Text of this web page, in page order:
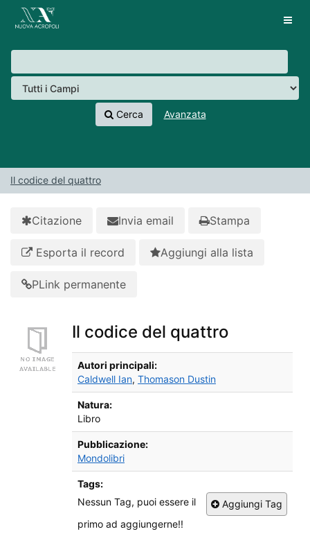
Salta al contenuto
VuFind
Cerca Avanzata
Il codice del quattro
Citazione Invia email Stampa
Esporta il record Aggiungi alla lista
PLink permanente
Il codice del quattro
Dettagli Bibliografici
Autori principali:
Caldwell Ian, Thomason Dustin
Natura:
Libro
Pubblicazione:
Mondolibri
Tags:
Aggiungi Tag
Nessun Tag, puoi essere il
primo ad aggiungerne!!